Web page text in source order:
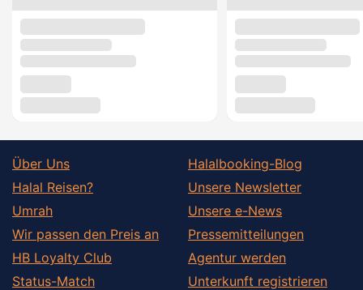
Über Uns
Halal Reisen?
Umrah
Wir passen den Preis an
HB Loyalty Club
Status-Match
Halalbooking-Blog
Unsere Newsletter
Unsere e-News
Pressemitteilungen
Agentur werden
Unterkunft registrieren